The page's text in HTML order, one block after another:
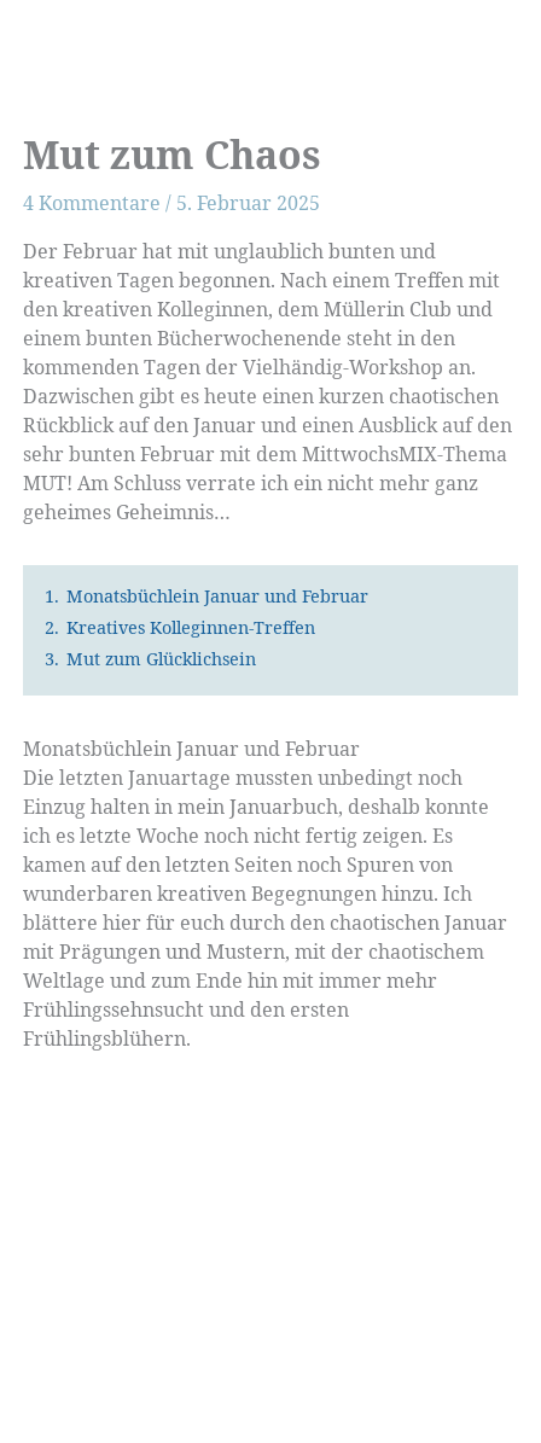
Mut zum Chaos
4 Kommentare / 5. Februar 2025
Der Februar hat mit unglaublich bunten und
kreativen Tagen begonnen. Nach einem Treffen mit
den kreativen Kolleginnen, dem Müllerin Club und
einem bunten Bücherwochenende steht in den
kommenden Tagen der Vielhändig-Workshop an.
Dazwischen gibt es heute einen kurzen chaotischen
Rückblick auf den Januar und einen Ausblick auf den
sehr bunten Februar mit dem MittwochsMIX-Thema
MUT! Am Schluss verrate ich ein nicht mehr ganz
geheimes Geheimnis…
1. Monatsbüchlein Januar und Februar
2. Kreatives Kolleginnen-Treffen
3. Mut zum Glücklichsein
Monatsbüchlein Januar und Februar
Die letzten Januartage mussten unbedingt noch
Einzug halten in mein Januarbuch, deshalb konnte
ich es letzte Woche noch nicht fertig zeigen. Es
kamen auf den letzten Seiten noch Spuren von
wunderbaren kreativen Begegnungen hinzu. Ich
blättere hier für euch durch den chaotischen Januar
mit Prägungen und Mustern, mit der chaotischem
Weltlage und zum Ende hin mit immer mehr
Frühlingssehnsucht und den ersten
Frühlingsblühern.